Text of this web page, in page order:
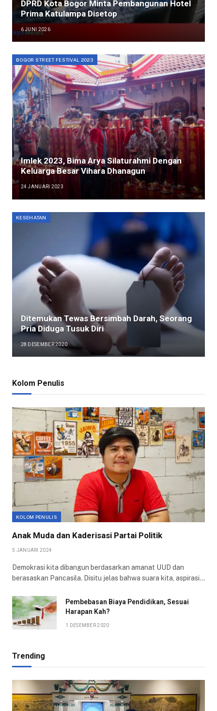
DPRD Kota Bogor Minta Pembangunan Hotel
Prima Katulampa Disetop
6 JUNI 2026
BOGOR STREET FESTIVAL 2023
Imlek 2023, Bima Arya Silaturahmi Dengan
Keluarga Besar Vihara Dhanagun
24 JANUARI 2023
KESEHATAN
Ditemukan Tewas Bersimbah Darah, Seorang
Pria Diduga Tusuk Diri
28 DESEMBER 2020
Kolom Penulis
KOLOM PENULIS
Anak Muda dan Kaderisasi Partai Politik
5 JANUARI 2024
Demokrasi kita dibangun berdasarkan amanat UUD dan
berasaskan Pancasila. Disitu jelas bahwa suara kita, aspirasi…
Pembebasan Biaya Pendidikan, Sesuai
Harapan Kah?
1 DESEMBER 2020
Trending